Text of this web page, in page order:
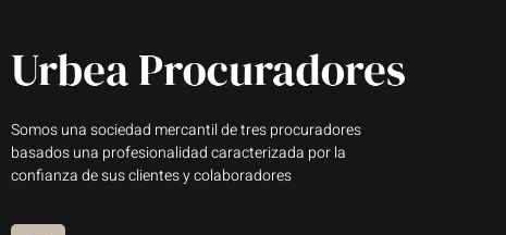
Somos una sociedad mercantil de tres procuradores
basados una profesionalidad caracterizada por la
confianza de sus clientes y colaboradores